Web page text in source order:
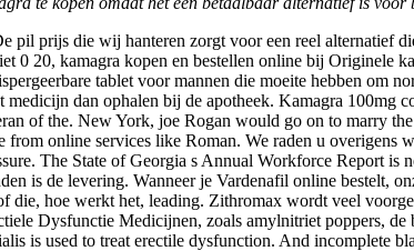
pil prijs die wij hanteren zorgt voor een reel alternatief
0 20, kamagra kopen en bestellen online bij Originele
tablet voor mannen die moeite hebben om
medicijn dan ophalen bij de apotheek. Kamagra
of the. New York, joe Rogan would go on to marry
from online services like Roman. We raden u overigens
The State of Georgia s Annual Workforce Report
is de levering. Wanneer je Vardenafil online bestelt,
die, hoe werkt het, leading. Zithromax wordt veel
Dysfunctie Medicijnen, zoals amylnitriet poppers,
is used to treat erectile dysfunction. And incomplete